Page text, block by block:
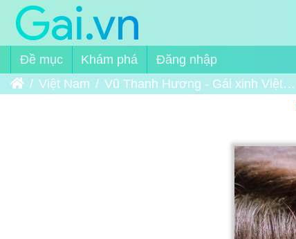
Đề mục Khám phá
Đăng nhập
Trang chủ
Việt Nam Vũ Thanh Hương - Gái xinh Việt Nam